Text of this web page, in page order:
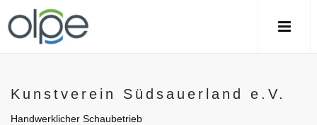
Kunstverein Südsauerland e.V.
Handwerklicher Schaubetrieb